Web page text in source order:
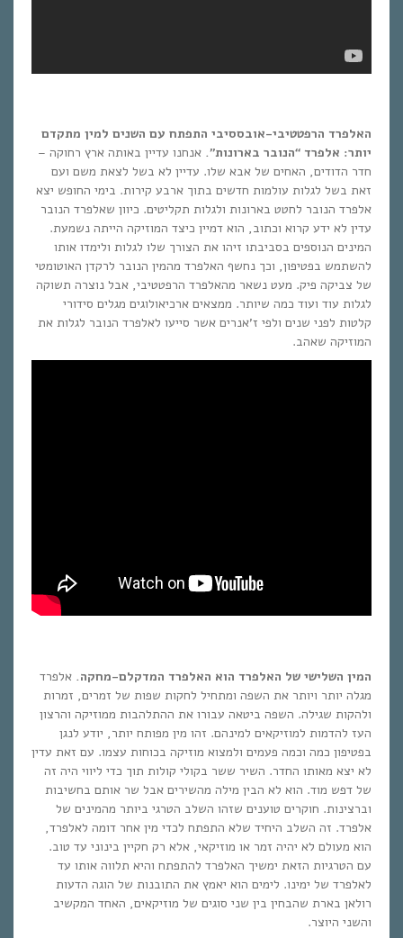
האלפרד הרפטטיבי-אובססיבי התפתח עם השנים למין מתקדם
יותר: אלפרד “הנובר בארונות”. אנחנו עדיין באותה ארץ רחוקה –
חדר הדודים, האחים של אבא שלו. עדיין לא בשל לצאת משם ועם
זאת בשל לגלות עולמות חדשים בתוך ארבע קירות. בימי החופש יצא
אלפרד הנובר לחטט בארונות ולגלות תקליטים. כיוון שאלפרד הנובר
עדין לא ידע קרוא וכתוב, הוא דמיין כיצד המוזיקה הייתה נשמעת.
המינים הנוספים בסביבתו זיהו את הצורך שלו לגלות ולימדו אותו
להשתמש בפטיפון, וכך נחשף האלפרד מהמין הנובר לרקדן האוטומטי
של צביקה פיק. מעט נשאר מהאלפרד הרפטטיבי, אבל נוצרה תשוקה
לגלות עוד ועוד כמה שיותר. ממצאים ארכיאולוגים מגלים סידורי
קלטות לפני שנים ולפי ז’אנרים אשר סייעו לאלפרד הנובר לגלות את
המוזיקה שאהב.
המין השלישי של האלפרד הוא האלפרד המדקלם-מחקה. אלפרד
מגלה יותר ויותר את השפה ומתחיל לחקות שפות של זמרים, זמרות
ולהקות שגילה. השפה ביטאה עבורו את ההתלהבות ממוזיקה והרצון
העז להדמות למוזיקאים למינהם. זהו מין מפותח יותר, יודע לנגן
בפטיפון כמה וכמה פעמים ולמצוא מוזיקה בכוחות עצמו. עם זאת עדין
לא יצא מאותו החדר. השיר ששר בקולי קולות תוך כדי ליווי היה זה
של דפש מוד. הוא לא הבין מילה מהשירים אבל שר אותם בחשיבות
וברצינות. חוקרים טוענים שזהו השלב הטרגי ביותר מהמינים של
אלפרד. זה השלב היחיד שלא התפתח לכדי מין אחר דומה לאלפרד,
הוא מעולם לא יהיה זמר או מוזיקאי, אלא רק חקיין בינוני עד טוב.
עם הטרגיות הזאת ימשיך האלפרד להתפתח והיא תלווה אותו עד
לאלפרד של ימינו. לימים הוא יאמץ את התובנות של הוגה הדעות
רולאן בארת שהבחין בין שני סוגים של מוזיקאים, האחד המקשיב
והשני היוצר.